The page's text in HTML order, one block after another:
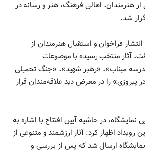
جمعی از هنرمندان، اهالی فرهنگ، هنر و رسانه در
شد.
فراخوان و استقبال هنرمندان از
آثار منتخب رسیده با موضوعات
میناب»، «رهبر شهید»، «جنگ تحمیلی
را در معرض دید علاقه‌مندان قرار
نمایشگاه، در حاشیه آیین افتتاح با اشاره به
رویداد اظهار کرد: آثار ارزشمند و متنوعی از
نمایشگاه ارسال شد که پس از بررسی و